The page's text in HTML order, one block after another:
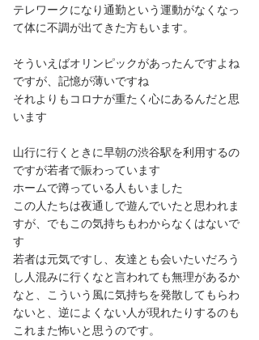
テレワークになり通勤という運動がなくなっ
て体に不調が出てきた方もいます。
そういえばオリンピックがあったんですよね
ですが、記憶が薄いですね
それよりもコロナが重たく心にあるんだと思
います
山行に行くときに早朝の渋谷駅を利用するの
ですが若者で賑わっています
ホームで蹲っている人もいました
この人たちは夜通しで遊んでいたと思われま
すが、でもこの気持ちもわからなくはないで
す
若者は元気ですし、友達とも会いたいだろう
し人混みに行くなと言われても無理があるか
なと、こういう風に気持ちを発散してもらわ
ないと、逆によくない人が現れたりするのも
これまた怖いと思うのです。